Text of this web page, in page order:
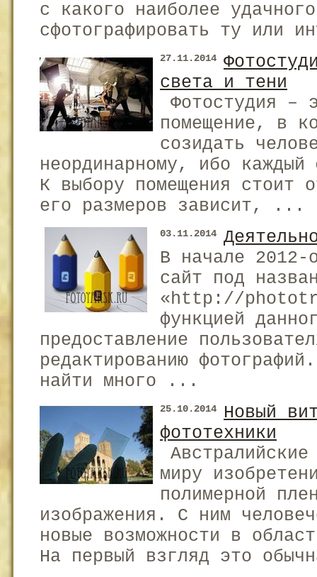
с какого наиболее
сфотографировать ту или
27.11.2014
света и тени
Фотостудия –
помещение, в
созидать
неординарному, ибо
К выбору помещения стоит
его размеров зависит, ...
03.11.2014
В начале 2012-
сайт под
«http://
функцией
предоставление
редактированию
найти много ...
25.10.2014
Новый
фототехники
миру
полимерной
изображения. С ним
новые возможности в
На первый взгляд это